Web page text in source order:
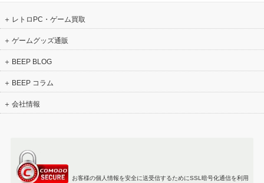
レトロPC・ゲーム買取
ゲームグッズ通販
BEEP BLOG
BEEP コラム
会社情報
お客様の個人情報を安全に送受信するためにSSL暗号化通信を利用